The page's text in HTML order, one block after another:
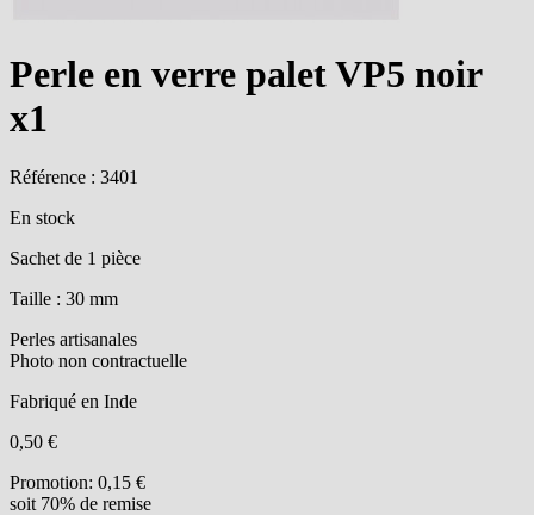
Perle en verre palet VP5 noir
x1
Référence : 3401
En stock
Sachet de 1 pièce
Taille : 30 mm
Perles artisanales
Photo non contractuelle
Fabriqué en Inde
0,50 €
Promotion: 0,15 €
soit 70% de remise